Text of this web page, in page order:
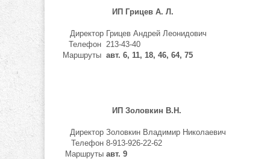
ИП Грицев А. Л.
Директор Грицев Андрей Леонидович
Телефон 213-43-40
Маршруты авт. 6, 11, 18, 46, 64, 75
ИП Золовкин В.Н.
Директор Золовкин Владимир Николаевич
Телефон 8-913-926-22-62
Маршруты авт. 9